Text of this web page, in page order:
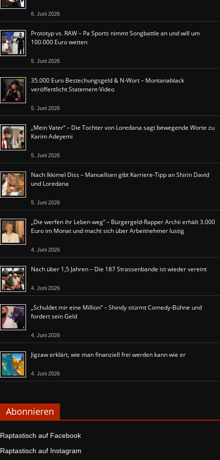
6. Juni 2026
Prototyp vs. RAW – Pa Sports nimmt Songbattle an und will um
100.000 Euro wetten
5. Juni 2026
35.000 Euro Bestechungsgeld & N-Wort – Montanablack
veröffentlicht Statement-Video
5. Juni 2026
„Mein Vater“ – Die Tochter von Loredana sagt bewegende Worte zu
Karim Adeyemi
5. Juni 2026
Nach Ikkimel Diss – Manuellsen gibt Karriere-Tipp an Shirin David
und Loredana
5. Juni 2026
„Die werfen ihr Leben weg“ – Bürgergeld-Rapper Archii erhält 3.000
Euro im Monat und macht sich über Arbeitnehmer lustig
4. Juni 2026
Nach über 1,5 Jahren – Die 187 Strassenbande ist wieder vereint
4. Juni 2026
„Schuldet mir eine Million“ – Shindy stürmt Comedy-Bühne und
fordert sein Geld
4. Juni 2026
Jigzaw erklärt, wie man finanziell frei werden kann wie er
4. Juni 2026
Abonnieren
Raptastisch auf Facebook
Raptastisch auf Instagram